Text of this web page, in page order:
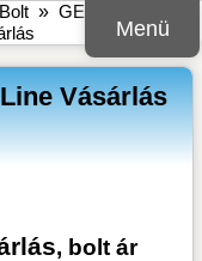
Menü
» GENIUS online
Vásárlás
, bolt ár